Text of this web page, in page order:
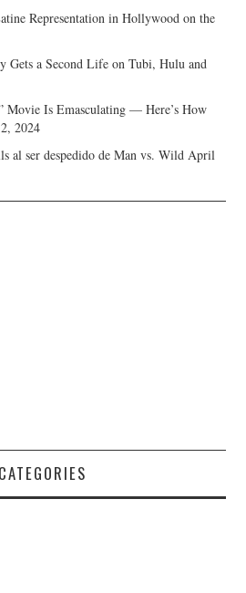
Representation in Hollywood on the
Gets a Second Life on Tubi, Hulu and
Movie Is Emasculating — Here’s How
2024
al ser despedido de Man vs. Wild April
CATEGORIES